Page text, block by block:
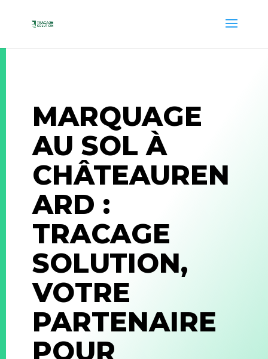
MARQUAGE
AU SOL À
CHÂTEAUREN
ARD :
TRACAGE
SOLUTION,
VOTRE
PARTENAIRE
POUR